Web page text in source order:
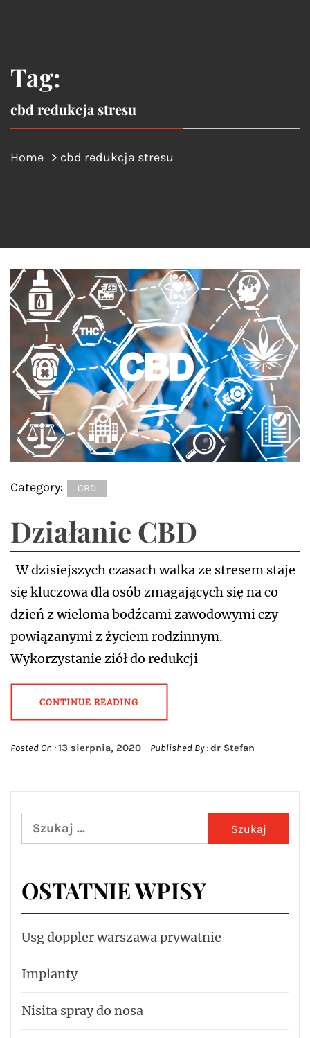
Tag:
cbd redukcja stresu
Home cbd redukcja stresu
Category: CBD
Działanie CBD
W dzisiejszych czasach walka ze stresem staje
się kluczowa dla osób zmagających się na co
dzień z wieloma bodźcami zawodowymi czy
powiązanymi z życiem rodzinnym.
Wykorzystanie ziół do redukcji
CONTINUE READING
Posted On :13 sierpnia, 2020 Published By :dr Stefan
Szukaj:
OSTATNIE WPISY
Usg doppler warszawa prywatnie
Implanty
Nisita spray do nosa